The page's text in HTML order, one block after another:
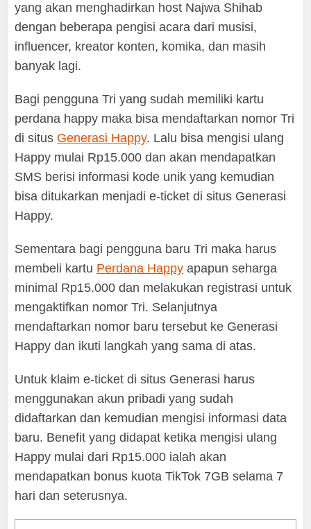
yang akan menghadirkan host Najwa Shihab
dengan beberapa pengisi acara dari musisi,
influencer, kreator konten, komika, dan masih
banyak lagi.
Bagi pengguna Tri yang sudah memiliki kartu
perdana happy maka bisa mendaftarkan nomor Tri
di situs Generasi Happy. Lalu bisa mengisi ulang
Happy mulai Rp15.000 dan akan mendapatkan
SMS berisi informasi kode unik yang kemudian
bisa ditukarkan menjadi e-ticket di situs Generasi
Happy.
Sementara bagi pengguna baru Tri maka harus
membeli kartu Perdana Happy apapun seharga
minimal Rp15.000 dan melakukan registrasi untuk
mengaktifkan nomor Tri. Selanjutnya
mendaftarkan nomor baru tersebut ke Generasi
Happy dan ikuti langkah yang sama di atas.
Untuk klaim e-ticket di situs Generasi harus
menggunakan akun pribadi yang sudah
didaftarkan dan kemudian mengisi informasi data
baru. Benefit yang didapat ketika mengisi ulang
Happy mulai dari Rp15.000 ialah akan
mendapatkan bonus kuota TikTok 7GB selama 7
hari dan seterusnya.